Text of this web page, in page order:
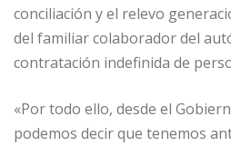
conciliación y el relevo
del familiar colaborador del
contratación indefinida de
«Por todo ello, desde el
podemos decir que tenemos